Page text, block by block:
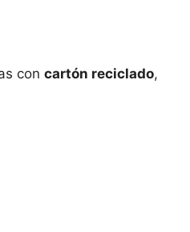
con cartón reciclado,